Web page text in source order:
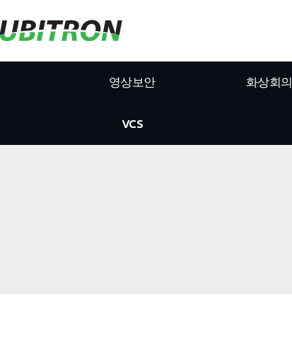
영상보안 화상회의
VCS